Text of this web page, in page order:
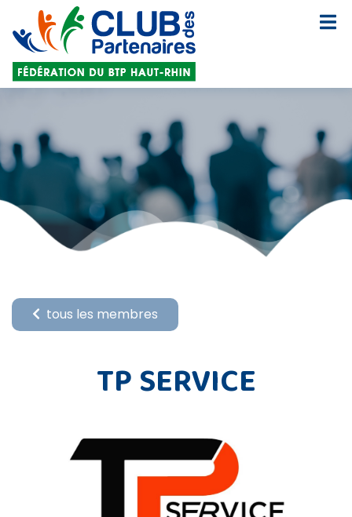
tous les membres
TP SERVICE